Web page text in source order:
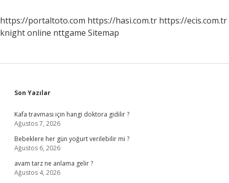
https://portaltoto.com https://hasi.com.tr https://ecis.com.tr
knight online nttgame Sitemap
Sidebar
Son Yazılar
Kafa travması için hangi doktora gidilir ?
Ağustos 7, 2026
Bebeklere her gün yoğurt verilebilir mi ?
Ağustos 6, 2026
avam tarz ne anlama gelir ?
Ağustos 4, 2026